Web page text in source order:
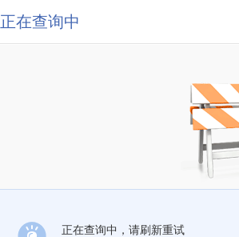
正在查询中
正在查询中，请刷新重试